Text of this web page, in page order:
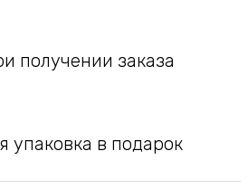
получении заказа
упаковка в подарок